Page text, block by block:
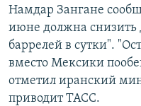
Намдар Зангане
июне должна снизить
баррелей в сутки".
вместо Мексики
отметил иранский
приводит ТАСС.